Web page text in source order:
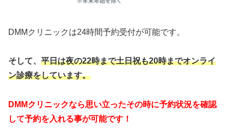
DMMクリニックは24時間予約受付が可能です。
そして、 平日は夜の22時まで土日祝も20時までオンライ
ン診療をしています。
DMMクリニックなら思い立ったその時に予約状況を確認
して予約を入れる事が可能です！